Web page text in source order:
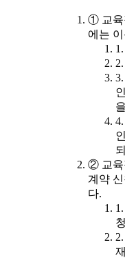
① 교육
에는
② 교육
계약
다.